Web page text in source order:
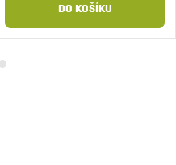
DO KOŠÍKU